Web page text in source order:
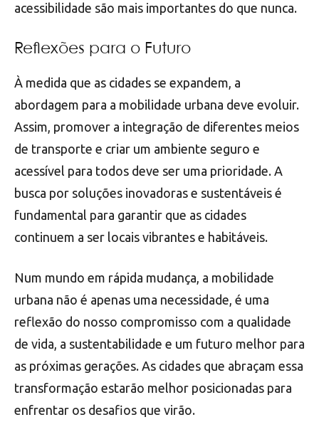
acessibilidade são mais importantes do que nunca.
Reflexões para o Futuro
À medida que as cidades se expandem, a
abordagem para a mobilidade urbana deve evoluir.
Assim, promover a integração de diferentes meios
de transporte e criar um ambiente seguro e
acessível para todos deve ser uma prioridade. A
busca por soluções inovadoras e sustentáveis é
fundamental para garantir que as cidades
continuem a ser locais vibrantes e habitáveis.
Num mundo em rápida mudança, a mobilidade
urbana não é apenas uma necessidade, é uma
reflexão do nosso compromisso com a qualidade
de vida, a sustentabilidade e um futuro melhor para
as próximas gerações. As cidades que abraçam essa
transformação estarão melhor posicionadas para
enfrentar os desafios que virão.